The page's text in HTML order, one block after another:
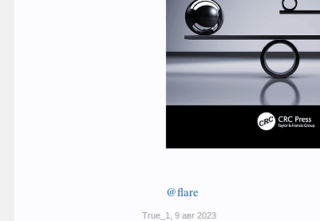
@flare
True_1 9 авг 2023